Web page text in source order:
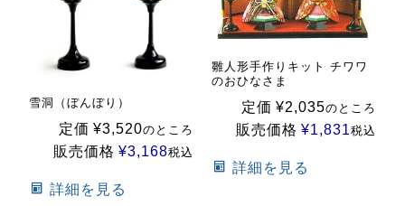
雪洞（ぼんぼり）
定価 ¥3,520のところ
販売価格 ¥3,168税込
詳細を見る
雛人形手作りキット チワワ
のおひなさま
定価 ¥2,035のところ
販売価格 ¥1,831税込
詳細を見る